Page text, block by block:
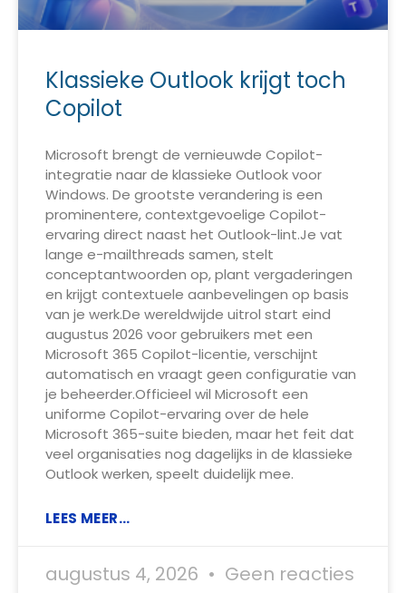
Klassieke Outlook krijgt toch
Copilot
Microsoft brengt de vernieuwde Copilot-
integratie naar de klassieke Outlook voor
Windows. De grootste verandering is een
prominentere, contextgevoelige Copilot-
ervaring direct naast het Outlook-lint.Je vat
lange e-mailthreads samen, stelt
conceptantwoorden op, plant vergaderingen
en krijgt contextuele aanbevelingen op basis
van je werk.De wereldwijde uitrol start eind
augustus 2026 voor gebruikers met een
Microsoft 365 Copilot-licentie, verschijnt
automatisch en vraagt geen configuratie van
je beheerder.Officieel wil Microsoft een
uniforme Copilot-ervaring over de hele
Microsoft 365-suite bieden, maar het feit dat
veel organisaties nog dagelijks in de klassieke
Outlook werken, speelt duidelijk mee.
LEES MEER...
augustus 4, 2026 Geen reacties